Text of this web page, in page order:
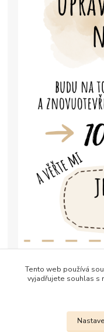
Tento web používá
vyjadřujete souhlas s